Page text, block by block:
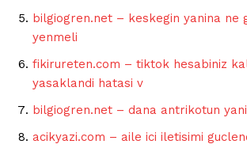
bilgiogren.net – keskegin yanina ne
yenmeli
fikirureten.com – tiktok hesabiniz
yasaklandi hatasi v
bilgiogren.net – dana antrikotun
acikyazi.com – aile ici iletisimi